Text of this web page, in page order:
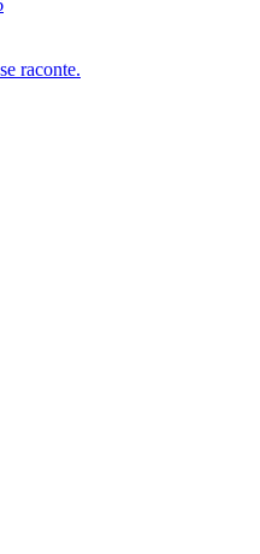
raconte.